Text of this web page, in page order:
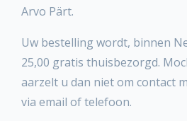
Arvo Pärt.
Uw bestelling wordt, binnen
25,00 gratis thuisbezorgd.
aarzelt u dan niet om contact
via email of telefoon.